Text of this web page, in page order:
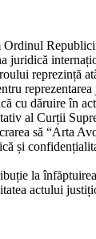
reprezință
cu dăruire în
al Curții
să “Arta
și
la
actului